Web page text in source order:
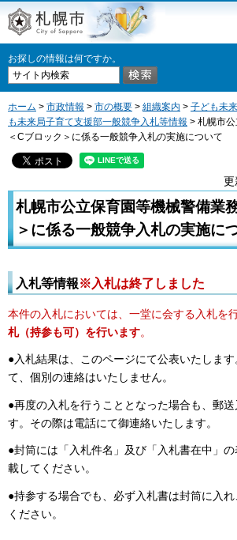
札幌市
お探しの情報は何ですか。
ホーム > 市政情報 > 市の概要 > 組織案内 > 子ども未
も未来局子育て支援部一般競争入札等情報 > 札幌市
＜Cブロック＞に係る一般競争入札の実施について
更
札幌市公立保育園等機械警備業
＞に係る一般競争入札の実施に
入札等情報※入札は終了しました
本件の入札においては、一堂に会する入札を行
札（持参も可）を行います。
●入札結果は、このページにて公表いたしま
て、個別の連絡はいたしません。
●再度の入札を行うこととなった場合も、郵
す。その際は電話にて御連絡いたします。
●封筒には「入札件名」及び「入札書在中」
載してください。
●持参する場合でも、必ず入札書は封筒に入
ください。